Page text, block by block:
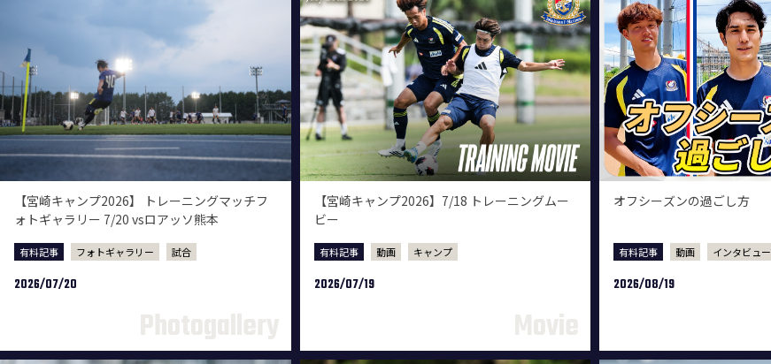
【宮崎キャンプ2026】 トレーニングマッチフ
ォトギャラリー 7/20 vsロアッソ熊本
有料記事 フォトギャラリー 試合
2026/07/20
【宮崎キャンプ2026】7/18 トレーニングムー
ビー
有料記事 動画 キャンプ
2026/07/19
オフシーズンの過ごし方
有料記事 動画 インタビュー
2026/08/19